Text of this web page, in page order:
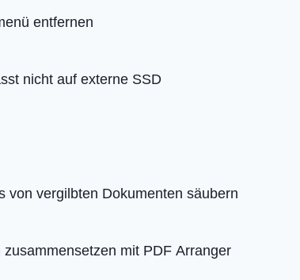
entfernen
nicht auf externe SSD
von vergilbten Dokumenten säubern
mit PDF Arranger